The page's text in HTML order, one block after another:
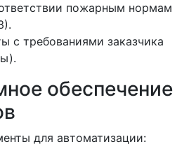
пожарным нормам
с требованиями заказчика
обеспечение
для автоматизации: